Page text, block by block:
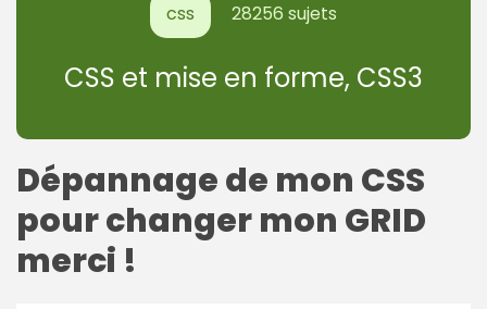
css 28256 sujets
CSS et mise en forme, CSS3
Dépannage de mon CSS
pour changer mon GRID
merci !